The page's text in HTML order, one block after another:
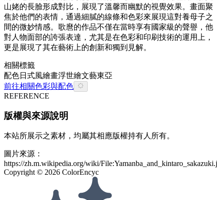
山姥的長臉形成對比，展現了溫馨而幽默的視覺效果。畫面聚
焦於他們的表情，通過細膩的線條和色彩來展現這對養母子之
間的微妙情感。歌麿的作品不僅在當時享有國家級的聲譽，他
對人物面部的誇張表達，尤其是在色彩和印刷技術的運用上，
更是展現了其在藝術上的創新和獨到見解。
相關標籤
配色日式風繪畫浮世繪文藝東亞
前往相關色彩與配色
REFERENCE
版權與來源說明
本站所展示之素材，均屬其相應版權持有人所有。
圖片來源：
https://zh.m.wikipedia.org/wiki/
Copyright © 2026 ColorEncyc